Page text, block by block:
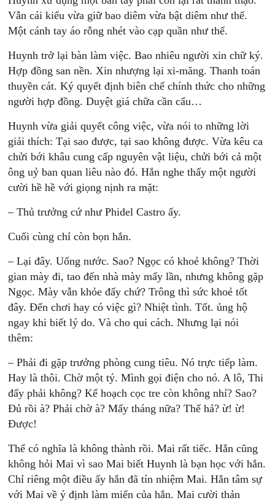
Vẫn cái kiểu vừa giữ bao diêm vừa bật diêm như thế.
Một cánh tay áo rỗng nhét vào cạp quần như thế.
Huynh trở lại bàn làm việc. Bao nhiêu người xin chữ ký.
Hợp đồng san nền. Xin nhượng lại xi-măng. Thanh toán
thuyền cát. Ký quyết định biên chế chính thức cho những
người hợp đồng. Duyệt giá chữa cần cẩu…
Huynh vừa giải quyết công việc, vừa nói to những lời
giải thích: Tại sao được, tại sao không được. Vừa kêu ca
chửi bới khâu cung cấp nguyên vật liệu, chửi bới cả một
ông uỷ ban quan liêu nào đó. Hắn nghe thấy một người
cười hề hề với giọng nịnh ra mặt:
– Thủ trưởng cứ như Phidel Castro ấy.
Cuối cùng chỉ còn bọn hắn.
– Lại đây. Uống nước. Sao? Ngọc có khoẻ không? Thời
gian mày đi, tao đến nhà mày mấy lần, nhưng không gặp
Ngọc. Mày vẫn khỏe đấy chứ? Trông thì sức khoẻ tốt
đây. Đến chơi hay có việc gì? Nhiệt tình. Tốt. ủng hộ
ngay khi biết lý do. Và cho qui cách. Nhưng lại nói
thêm:
– Phải đi gặp trưởng phòng cung tiêu. Nó trực tiếp làm.
Hay là thôi. Chờ một tý. Mình gọi điện cho nó. A lô, Thi
đấy phải không? Kế hoạch cọc tre còn không nhỉ? Sao?
Đủ rồi à? Phải chờ à? Mấy tháng nữa? Thế hả? ừ! ừ!
Được!
Thế có nghĩa là không thành rồi. Mai rất tiếc. Hắn cũng
không hỏi Mai vì sao Mai biết Huynh là bạn học với hắn.
Chỉ riêng một điều ấy hắn đã tín nhiệm Mai. Hắn tâm sự
với Mai về ý định làm miến của hắn. Mai cười thản